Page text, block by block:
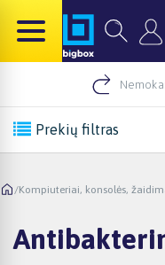
Prekių filtras
/Kompiuteriai, konsolės,